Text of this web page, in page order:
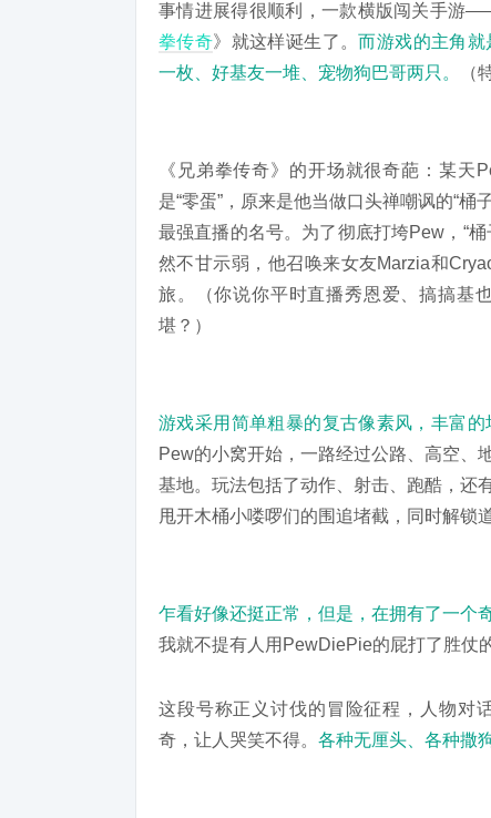
事情进展得很顺利，一款横版闯关手游
拳传奇》就这样诞生了。而游戏的主角
一枚、好基友一堆、宠物狗巴哥两只。
（
《兄弟拳传奇》的开场就很奇葩：某
是“零蛋”，原来是他当做口头禅嘲讽的“
最强直播的名号。为了彻底打垮Pew，“
然不甘示弱，他召唤来女友Marzia和
旅。（你说你平时直播秀恩爱、搞搞基
堪？）
游戏采用简单粗暴的复古像素风，丰富
Pew的小窝开始，一路经过公路、高空、
基地。玩法包括了动作、射击、跑酷，还
甩开木桶小喽啰们的围追堵截，同时解锁
乍看好像还挺正常，但是，在拥有了一个
我就不提有人用PewDiePie的屁打了胜仗
这段号称正义讨伐的冒险征程，人物对
奇，让人哭笑不得。 各种无厘头、各种撒